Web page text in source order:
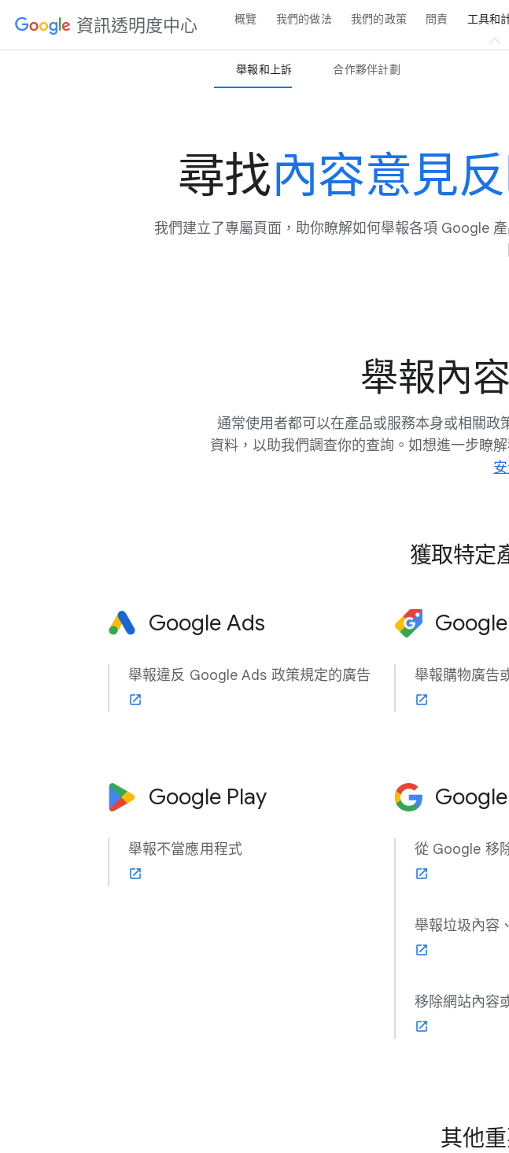
資訊​透明度​中心 概覽 我們​的​做法 我們​的​政策 問責 工具​和​
舉報​和​上訴 合作​夥伴​計劃
尋​找內容​意見​
我們​建立​了​專屬​頁面，​助你​瞭解​如何​舉報​各​項 Google
舉報​內
通常​使用​者​都​可以​在​產品​或​服務​本身​或​相關​
資料，​以助​我們​調查你​的​查詢。​如想​進一步​瞭
獲取​特定​
Google Ads
舉報​違​反 Google Ads 政策​規定​的​廣告 舉報​購物​廣告​
Google Play
舉報​不​當​應​用程式 從 Google 移
舉報​垃圾​內容
移除​網站​內容​
其他​